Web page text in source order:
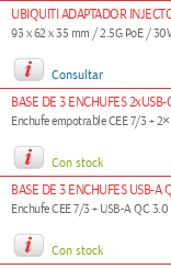
UBIQUITI ADAPTADOR
93 x 62 x 35 mm / 2.5G PoE /
Consultar
BASE DE 3 ENCHUFES
Enchufe empotrable CEE 7/3 +
Con stock
BASE DE 3 ENCHUFES USB-A
Enchufe CEE 7/3 + USB-A QC
Con stock